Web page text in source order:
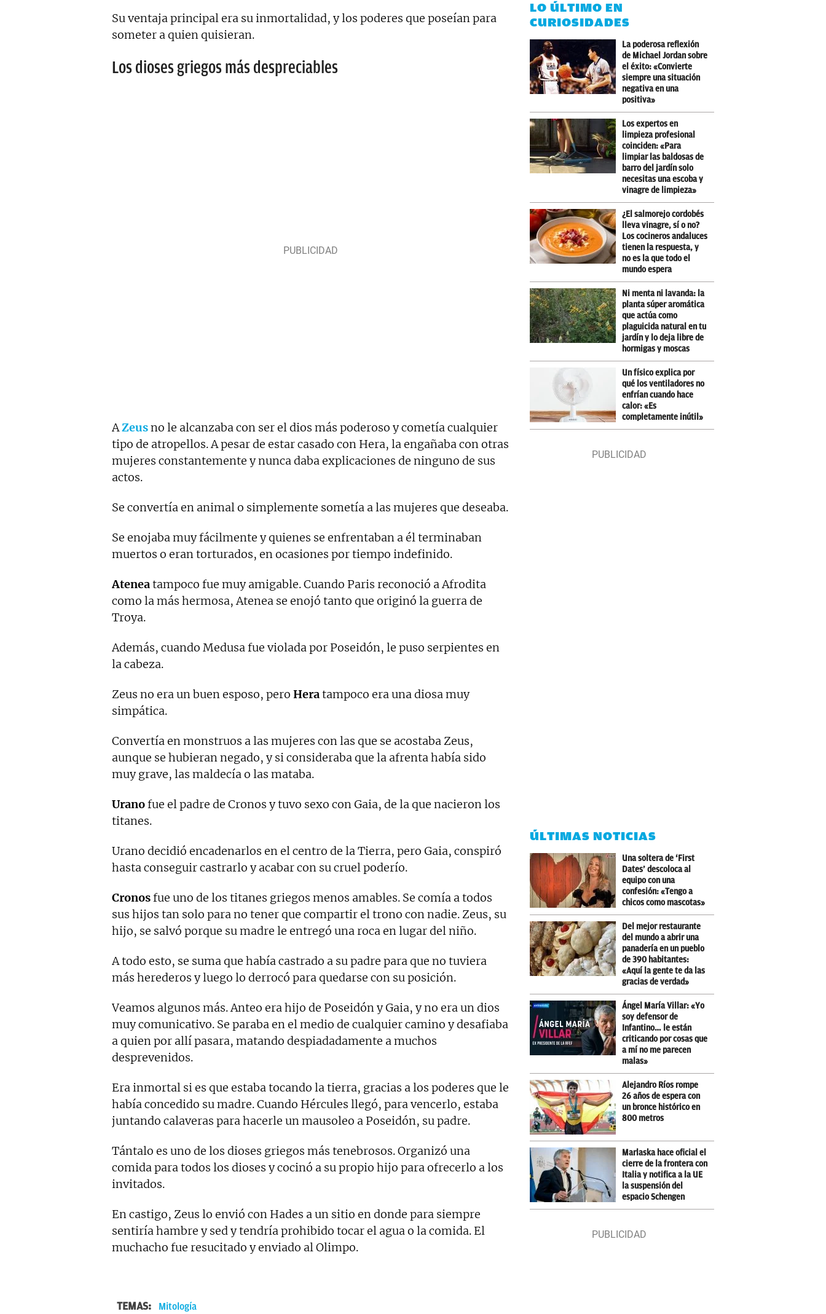
Su ventaja principal era su inmortalidad, y los poderes que poseían para
someter a quien quisieran.
Los dioses griegos más despreciables
AZeusno le alcanzaba con ser el dios más poderoso y cometía cualquier
tipo de atropellos. A pesar de estar casado con Hera, la engañaba con otras
mujeres constantemente y nunca daba explicaciones de ninguno de sus
actos.
Se convertía en animal o simplemente sometía a las mujeres que deseaba.
Se enojaba muy fácilmente y quienes se enfrentaban a él terminaban
muertos o eran torturados, en ocasiones por tiempo indefinido.
Ateneatampoco fue muy amigable. Cuando Paris reconoció a Afrodita
como la más hermosa, Atenea se enojó tanto que originó la guerra de
Troya.
Además, cuando Medusa fue violada por Poseidón, le puso serpientes en
la cabeza.
Zeus no era un buen esposo, pero Heratampoco era una diosa muy
simpática.
Convertía en monstruos a las mujeres con las que se acostaba Zeus,
aunque se hubieran negado, y si consideraba que la afrenta había sido
muy grave, las maldecía o las mataba.
Uranofue el padre de Cronos y tuvo sexo con Gaia, de la que nacieron los
titanes.
Urano decidió encadenarlos en el centro de la Tierra, pero Gaia, conspiró
hasta conseguir castrarlo y acabar con su cruel poderío.
Cronosfue uno de los titanes griegos menos amables. Se comía a todos
sus hijos tan solo para no tener que compartir el trono con nadie. Zeus, su
hijo, se salvó porque su madre le entregó una roca en lugar del niño.
A todo esto, se suma que había castrado a su padre para que no tuviera
más herederos y luego lo derrocó para quedarse con su posición.
Veamos algunos más. Anteo era hijo de Poseidón y Gaia, y no era un dios
muy comunicativo. Se paraba en el medio de cualquier camino y desafiaba
a quien por allí pasara, matando despiadadamente a muchos
desprevenidos.
Era inmortal si es que estaba tocando la tierra, gracias a los poderes que le
había concedido su madre. Cuando Hércules llegó, para vencerlo, estaba
juntando calaveras para hacerle un mausoleo a Poseidón, su padre.
Tántalo es uno de los dioses griegos más tenebrosos. Organizó una
comida para todos los dioses y cocinó a su propio hijo para ofrecerlo a los
invitados.
En castigo, Zeus lo envió con Hades a un sitio en donde para siempre
sentiría hambre y sed y tendría prohibido tocar el agua o la comida. El
muchacho fue resucitado y enviado al Olimpo.
TEMAS: Mitología
LO ÚLTIMO EN
CURIOSIDADES
La poderosa reflexión
de Michael Jordan sobre
el éxito: «Convierte
siempre una situación
negativa en una
positiva»
Los expertos en
limpieza profesional
coinciden: «Para
limpiar las baldosas de
barro del jardín solo
necesitas una escoba y
vinagre de limpieza»
¿El salmorejo cordobés
lleva vinagre, sí o no?
Los cocineros andaluces
tienen la respuesta, y
no es la que todo el
mundo espera
Ni menta ni lavanda: la
planta súper aromática
que actúa como
plaguicida natural en tu
jardín y lo deja libre de
hormigas y moscas
Un físico explica por
qué los ventiladores no
enfrían cuando hace
calor: «Es
completamente inútil»
ÚLTIMAS NOTICIAS
Una soltera de ‘First
Dates’ descoloca al
equipo con una
confesión: «Tengo a
chicos como mascotas»
Del mejor restaurante
del mundo a abrir una
panadería en un pueblo
de 390 habitantes:
«Aquí la gente te da las
gracias de verdad»
Ángel María Villar: «Yo
soy defensor de
Infantino… le están
criticando por cosas que
a mí no me parecen
malas»
Alejandro Ríos rompe
26 años de espera con
un bronce histórico en
800 metros
Marlaska hace oficial el
cierre de la frontera con
Italia y notifica a la UE
la suspensión del
espacio Schengen